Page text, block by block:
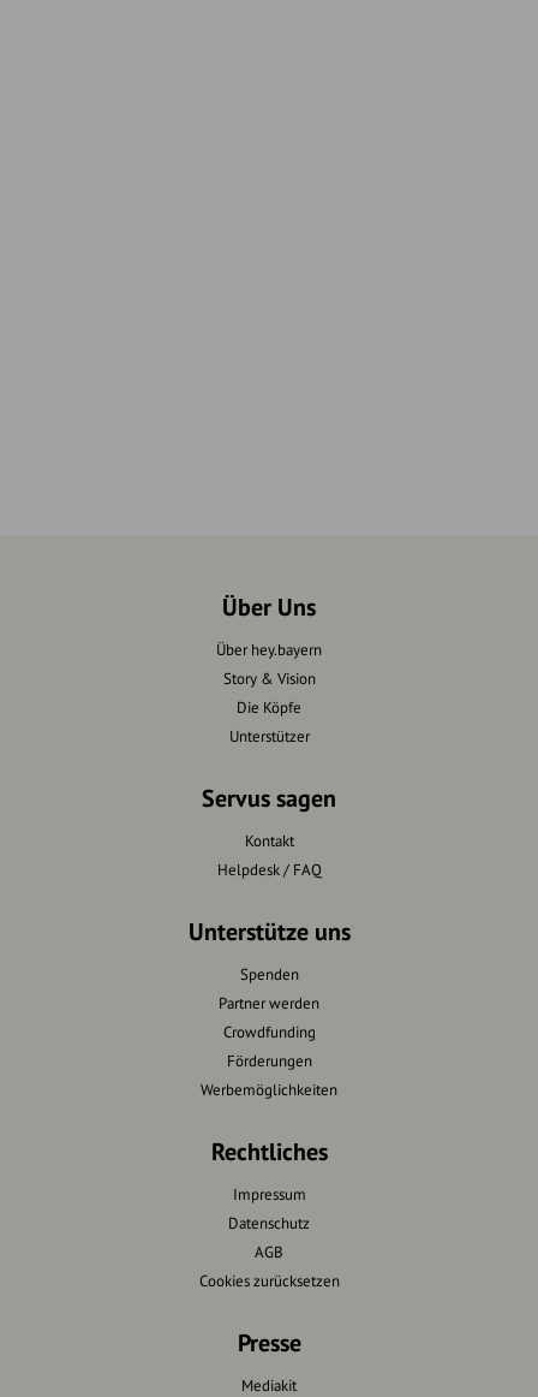
Über Uns
Über hey.bayern
Story & Vision
Die Köpfe
Unterstützer
Servus sagen
Kontakt
Helpdesk / FAQ
Unterstütze uns
Spenden
Partner werden
Crowdfunding
Förderungen
Werbemöglichkeiten
Rechtliches
Impressum
Datenschutz
AGB
Cookies zurücksetzen
Presse
Mediakit